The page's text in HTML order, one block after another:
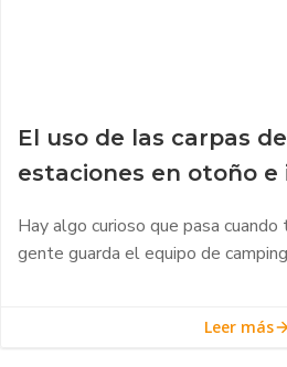
El uso de las carpas
estaciones en otoño e
Hay algo curioso que pasa
gente guarda el equipo de
Leer más